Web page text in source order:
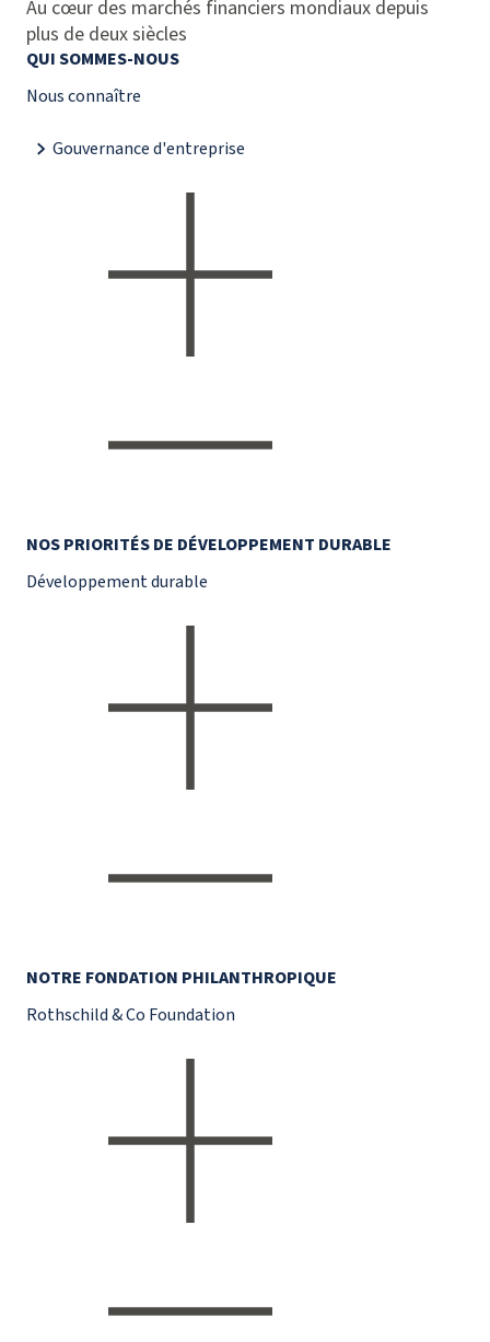
Au cœur des marchés financiers mondiaux depuis
plus de deux siècles
QUI SOMMES-NOUS
Nous connaître
Gouvernance d'entreprise
NOS PRIORITÉS DE DÉVELOPPEMENT DURABLE
Développement durable
NOTRE FONDATION PHILANTHROPIQUE
Rothschild & Co Foundation